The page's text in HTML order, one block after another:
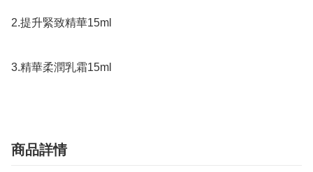
2.提升緊致精華15ml
3.精華柔潤乳霜15ml
商品詳情